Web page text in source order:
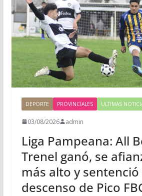
DEPORTE PROVINCIALES ULTIMAS
03/08/2026 admin
Liga Pampeana: All
Trenel ganó, se
más alto y sentenció
descenso de Pico